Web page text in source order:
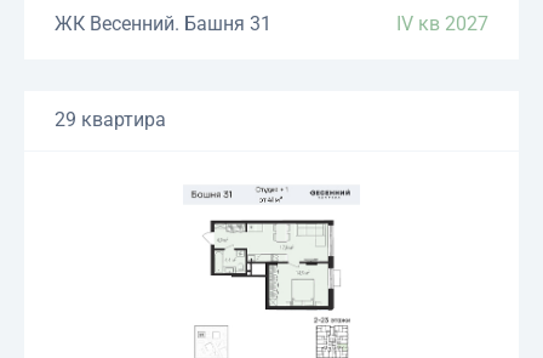
ЖК Весенний. Башня 31 IV кв 2027
29 квартира